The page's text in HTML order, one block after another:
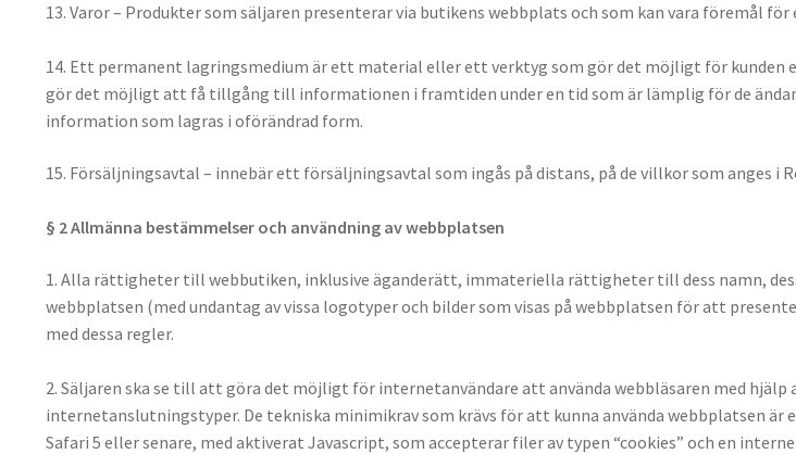
13. Varor – Produkter som säljaren presenterar via butikens webbplats och som kan vara föremål
14. Ett permanent lagringsmedium är ett material eller ett verktyg som gör det möjligt för
gör det möjligt att få tillgång till informationen i framtiden under en tid som är lämplig för de
information som lagras i oförändrad form.
15. Försäljningsavtal – innebär ett försäljningsavtal som ingås på distans, på de villkor som anges i
§ 2 Allmänna bestämmelser och användning av webbplatsen
1. Alla rättigheter till webbutiken, inklusive äganderätt, immateriella rättigheter till dess namn,
webbplatsen (med undantag av vissa logotyper och bilder som visas på webbplatsen för att
med dessa regler.
2. Säljaren ska se till att göra det möjligt för internetanvändare att använda webbläsaren med
internetanslutningstyper. De tekniska minimikrav som krävs för att kunna använda webbplatsen är
Safari 5 eller senare, med aktiverat Javascript, som accepterar filer av typen “cookies” och en